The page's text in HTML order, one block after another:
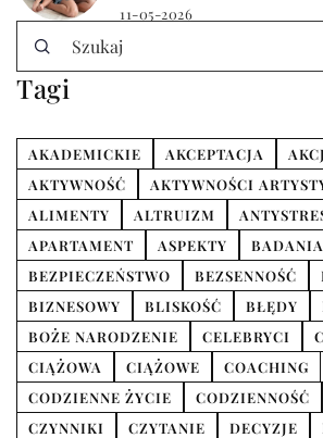
11-05-2026
Tagi
AKADEMICKIE AKCEPTACJA
AKTYWNOŚĆ
AKTYWNOŚCI
ALIMENTY
ALTRUIZM
APARTAMENT
ASPEKTY
BADANIA
BEZPIECZEŃSTWO
BEZSENNOŚĆ
BIZNESOWY
BLISKOŚĆ BŁĘDY
BOŻE NARODZENIE
CELEBRYCI
CIĄŻOWA
CIĄŻOWE
COACHING
CODZIENNE ŻYCIE
CODZIENNOŚĆ
CZYNNIKI
CZYTANIE DECYZJE